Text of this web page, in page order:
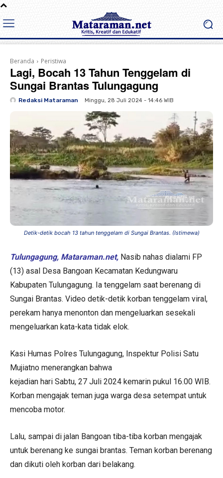
Beranda Peristiwa
Lagi, Bocah 13 Tahun Tenggelam di
Sungai Brantas Tulungagung
Redaksi Mataraman Minggu, 28 Juli 2024 - 14:46 WIB
Detik-detik bocah 13 tahun tenggelam di Sungai Brantas. (Istimewa)
Tulungagung, Mataraman.net, Nasib nahas dialami FP
(13) asal Desa Bangoan Kecamatan Kedungwaru
Kabupaten Tulungagung. Ia tenggelam saat berenang di
Sungai Brantas. Video detik-detik korban tenggelam viral,
perekam hanya menonton dan mengeluarkan sesekali
mengeluarkan kata-kata tidak elok.
Kasi Humas Polres Tulungagung, Inspektur Polisi Satu
Mujiatno menerangkan bahwa
kejadian hari Sabtu, 27 Juli 2024 kemarin pukul 16.00 WIB.
Korban mengajak teman juga warga desa setempat untuk
mencoba motor.
Lalu, sampai di jalan Bangoan tiba-tiba korban mengajak
untuk berenang ke sungai brantas. Teman korban berenang
dan dikuti oleh korban dari belakang.